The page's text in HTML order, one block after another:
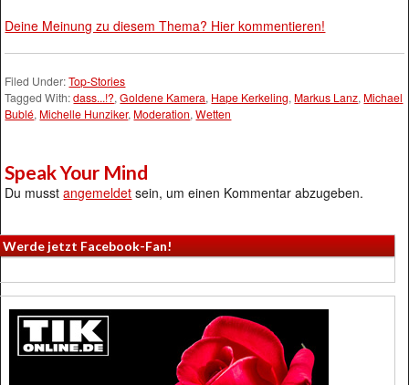
Deine Meinung zu diesem Thema? Hier kommentieren!
Filed Under:Top-Stories
Tagged With:dass...!?,Goldene Kamera, Hape Kerkeling, Markus Lanz, Michael
Bublé, Michelle Hunziker, Moderation,Wetten
Speak Your Mind
Du musstangemeldet sein, um einen Kommentar abzugeben.
Werde jetzt Facebook-Fan!